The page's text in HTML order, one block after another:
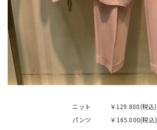
ニット ￥129.800(税込)
パンツ ￥165.000(税込)